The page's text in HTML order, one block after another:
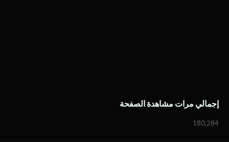
إجمالي مرات مشاهدة الصفحة
180,284